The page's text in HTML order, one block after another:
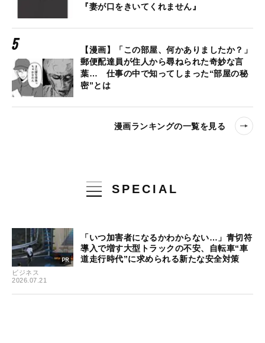
『妻が口をきいてくれません』
【漫画】「この部屋、何かありましたか？」
郵便配達員が住人から尋ねられた奇妙な言
葉… 仕事の中で知ってしまった“部屋の秘
密”とは
漫画ランキングの一覧を見る
SPECIAL
ビジネス
2026.07.21
「いつ加害者になるかわからない…」青切符
導入で増す大型トラックの不安、自転車“車
道走行時代”に求められる新たな安全対策